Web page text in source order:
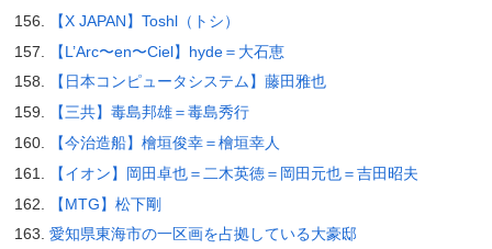
【X JAPAN】Toshl（トシ）
【L’Arc〜en〜Ciel】hyde＝大石恵
【日本コンピュータシステム】藤田雅也
【三共】毒島邦雄＝毒島秀行
【今治造船】檜垣俊幸＝檜垣幸人
【イオン】岡田卓也＝二木英徳＝岡田元也＝吉田昭夫
【MTG】松下剛
愛知県東海市の一区画を占拠している大豪邸